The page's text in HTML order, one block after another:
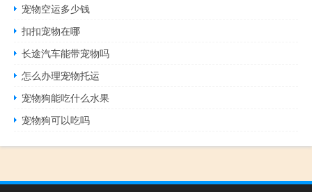
宠物空运多少钱
扣扣宠物在哪
长途汽车能带宠物吗
怎么办理宠物托运
宠物狗能吃什么水果
宠物狗可以吃吗